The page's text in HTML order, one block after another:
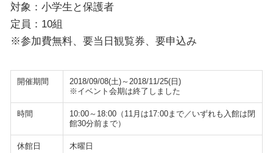
対象：小学生と保護者
定員：10組
※参加費無料、要当日観覧券、要申込み
開催期間
2018/09/08(土)～2018/11/25(日)
※イベント会期は終了しました
時間
10:00～18:00（11月は17:00まで／いずれも入館は閉
館30分前まで）
休館日 木曜日